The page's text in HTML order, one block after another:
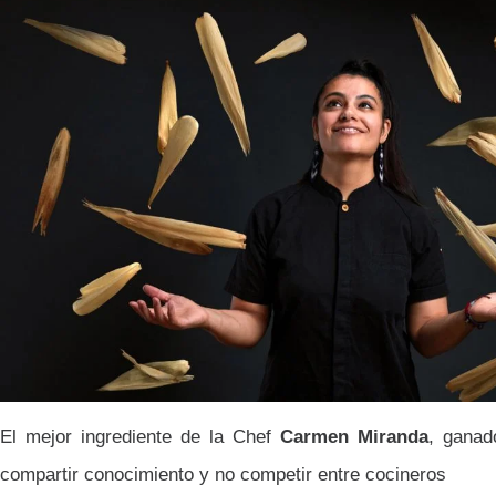
El mejor ingrediente de la Chef Carmen Miranda,
compartir conocimiento y no competir entre cocineros